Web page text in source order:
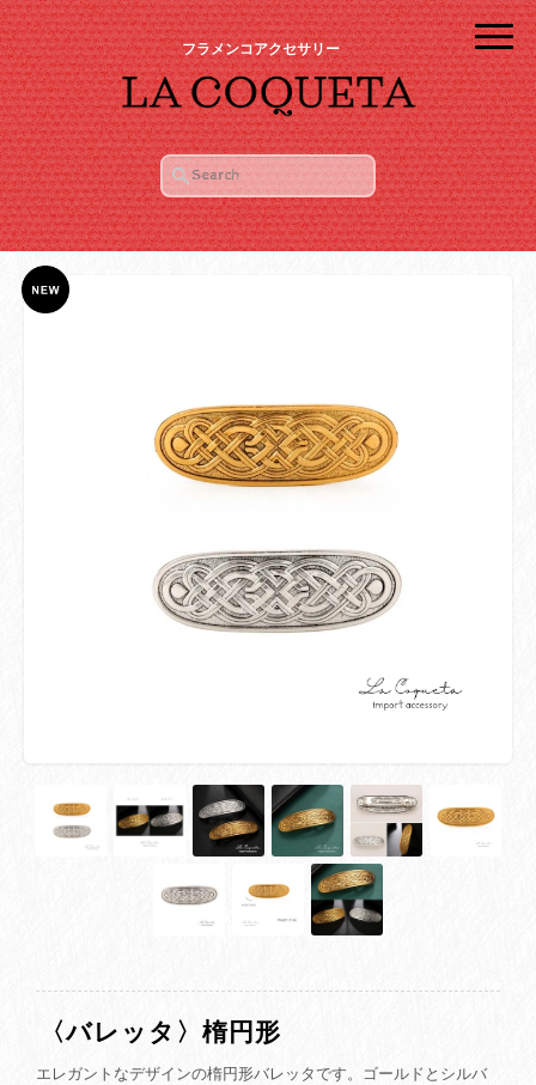
フラメンコアクセサリー
〈バレッタ〉楕円形
エレガントなデザインの楕円形バレッタです。ゴールドとシルバ